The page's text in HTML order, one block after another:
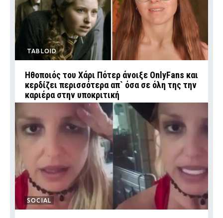
TABLOID
Ηθοποιός του Χάρι Πότερ άνοιξε OnlyFans και
κερδίζει περισσότερα απ` όσα σε όλη της την
καριέρα στην υποκριτική
SOCIAL